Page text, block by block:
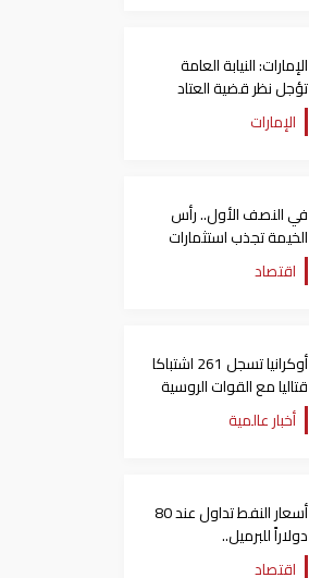
الإمارات: النيابة العامة
تؤجل نظر قضية العتاد
العسكري للسودان
الإمارات
في النصف الأول.. رأس
الخيمة تجذب استثمارات
تتجاوز 771 مليون درهماقتصاد
أوكرانيا تسجل 261 اشتباكا
قتاليا مع القوات الروسية
أخبار عالمية
أسعار النفط تداول عند 80
دولاراً للبرميل..
وتراجع الأسهم الأمريكية
اقتصاد